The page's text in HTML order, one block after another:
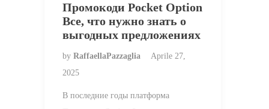
Промокоди Pocket Option
Все, что нужно знать о
выгодных предложениях
by RaffaellaPazzaglia
Aprile 27,
2025
В последние годы платформа